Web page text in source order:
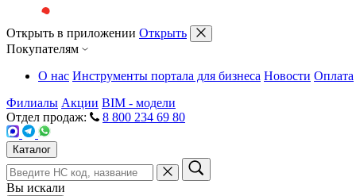
Открыть в приложении Открыть
Покупателям
О нас Инструменты портала для бизнеса Новости Оплата
Филиалы Акции BIM - модели
Отдел продаж:
8 800 234 69 80
Каталог
Вы искали